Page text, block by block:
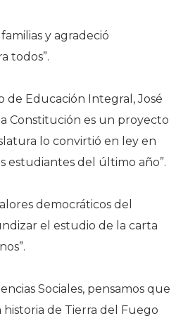
y agradeció
todos”.
de Educación Integral, José
Constitución es un proyecto
lo convirtió en ley en
estudiantes del último año”.
democráticos del
el estudio de la carta
Sociales, pensamos que
de Tierra del Fuego